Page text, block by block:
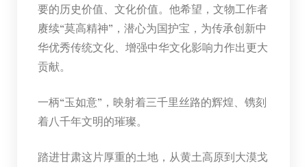
要的历史价值、文化价值。他希望，文物工作者
赓续“莫高精神”，潜心为国护宝，为传承创新中
华优秀传统文化、增强中华文化影响力作出更大
贡献。
一柄“玉如意”，映射着三千里丝路的辉煌、镌刻
着八千年文明的璀璨。
踏进甘肃这片厚重的土地，从黄土高原到大漠戈